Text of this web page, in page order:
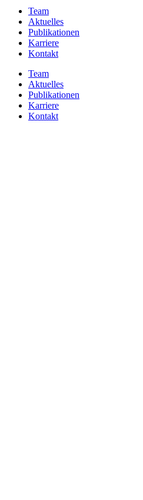
Team
Aktuelles
Publikationen
Karriere
Kontakt
Team
Aktuelles
Publikationen
Karriere
Kontakt